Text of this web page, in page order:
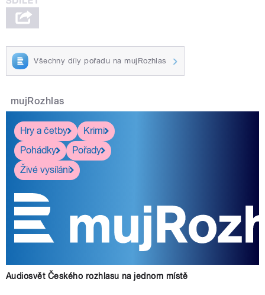
Všechny díly pořadu na mujRozhlas
mujRozhlas
Hry a četby
Krimi
Pohádky
Pořady
Živé vysílání
Audiosvět Českého rozhlasu na jednom místě